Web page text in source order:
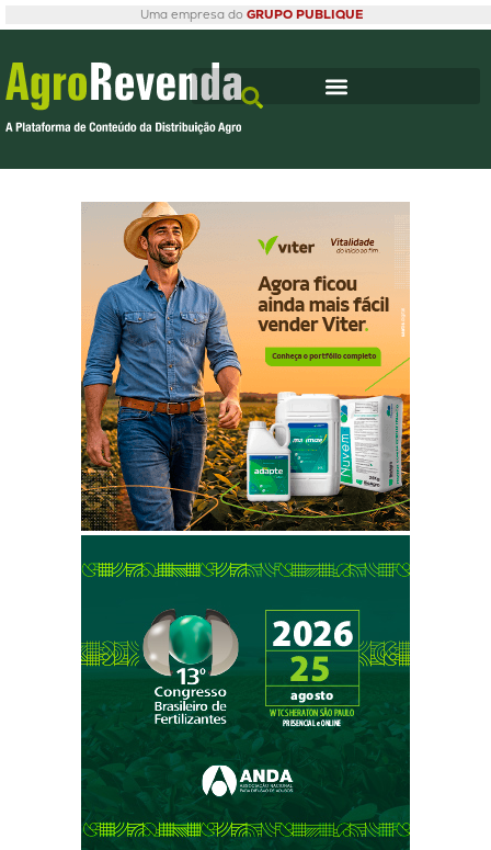
Uma empresa do GRUPO PUBLIQUE